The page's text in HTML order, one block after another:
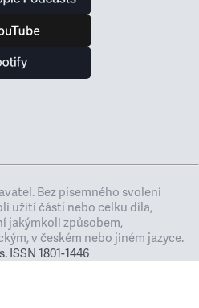
Bez písemného svolení
užití částí nebo celku díla,
jakýmkoli způsobem,
v českém nebo jiném jazyce.
1801-1446